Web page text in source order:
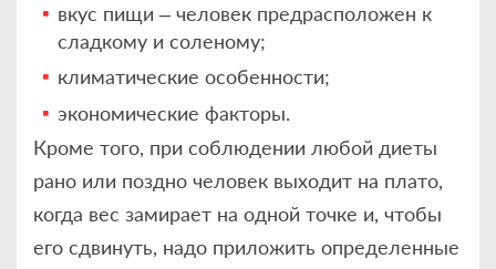
вкус пищи – человек предрасположен к
сладкому и соленому;
климатические особенности;
экономические факторы.
Кроме того, при соблюдении любой диеты
рано или поздно человек выходит на плато,
когда вес замирает на одной точке и, чтобы
его сдвинуть, надо приложить определенные